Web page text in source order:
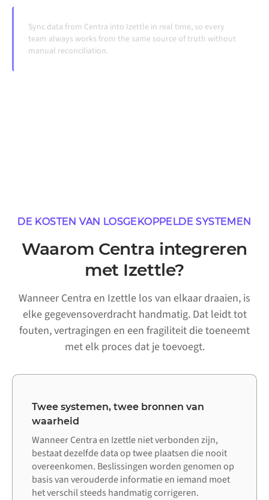
Sync data from Centra into Izettle in real time, so every
team always works from the same source of truth without
manual reconciliation.
DE KOSTEN VAN LOSGEKOPPELDE SYSTEMEN
Waarom Centra integreren
met Izettle?
Wanneer Centra en Izettle los van elkaar draaien, is
elke gegevensoverdracht handmatig. Dat leidt tot
fouten, vertragingen en een fragiliteit die toeneemt
met elk proces dat je toevoegt.
Twee systemen, twee bronnen van
waarheid
Wanneer Centra en Izettle niet verbonden zijn,
bestaat dezelfde data op twee plaatsen die nooit
overeenkomen. Beslissingen worden genomen op
basis van verouderde informatie en iemand moet
het verschil steeds handmatig corrigeren.